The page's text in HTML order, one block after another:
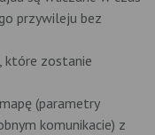
przywileju bez
które zostanie
(parametry
komunikacie) z